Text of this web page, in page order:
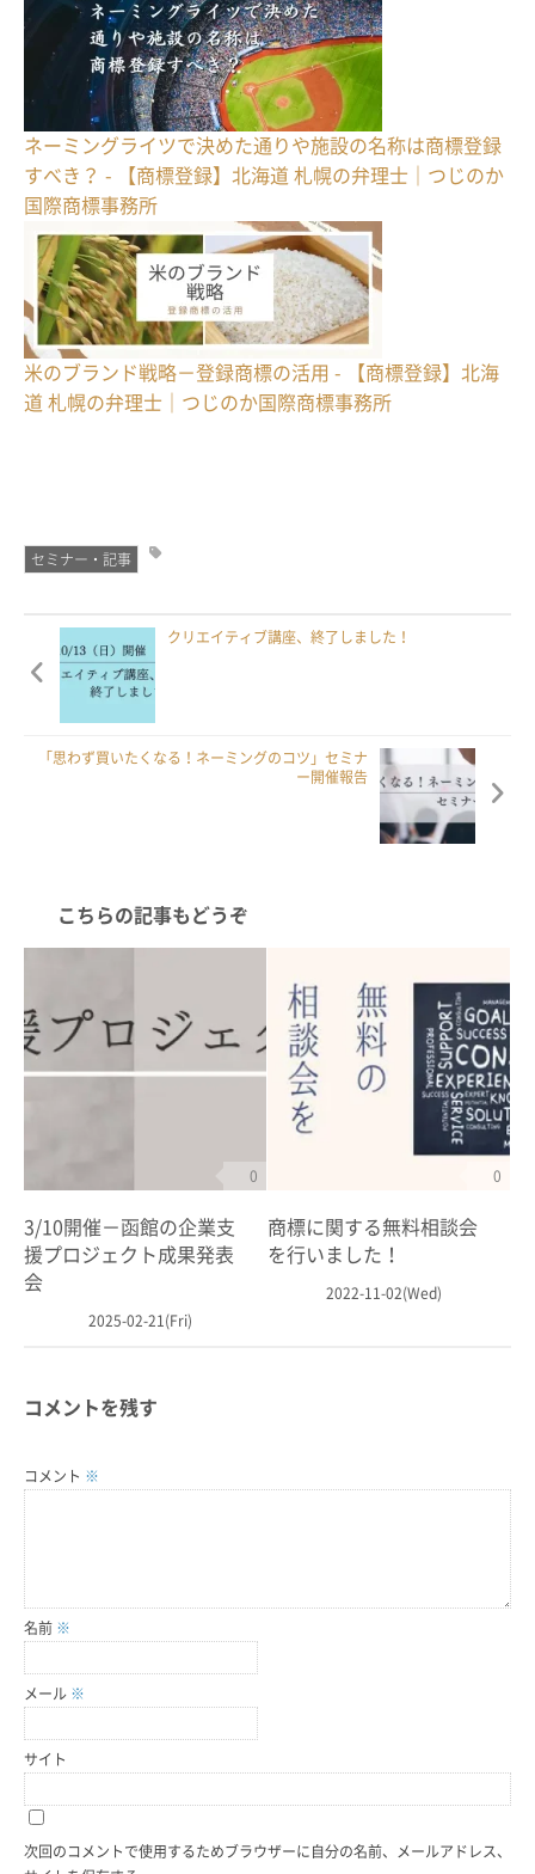
ネーミングライツで決めた通りや施設の名称は商標登録
すべき？ - 【商標登録】北海道 札幌の弁理士｜つじのか
国際商標事務所
米のブランド戦略－登録商標の活用 - 【商標登録】北海
道 札幌の弁理士｜つじのか国際商標事務所
セミナー・記事
クリエイティブ講座、終了しました！
「思わず買いたくなる！ネーミングのコツ」セミナ
ー開催報告
こちらの記事もどうぞ
0
3/10開催－函館の企業支
援プロジェクト成果発表
会
2025-02-21(Fri)
0
商標に関する無料相談会
を行いました！
2022-11-02(Wed)
コメントを残す
コメント ※
名前 ※
メール ※
サイト
次回のコメントで使用するためブラウザーに自分の名前、メールアドレス、